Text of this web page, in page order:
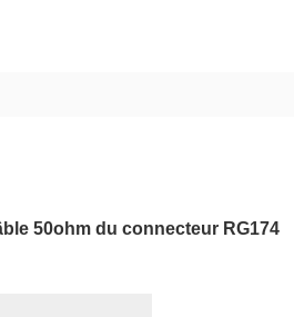
50ohm du connecteur RG174